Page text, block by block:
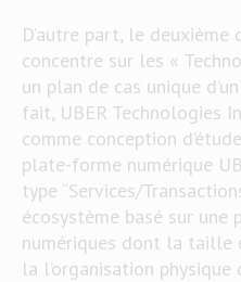
D’autre part, le
concentre sur les «
un plan de cas unique
fait, UBER Technologies
comme conception
plate-forme numérique
type “Services/
écosystème basé sur
numériques dont la taille
la l’organisation